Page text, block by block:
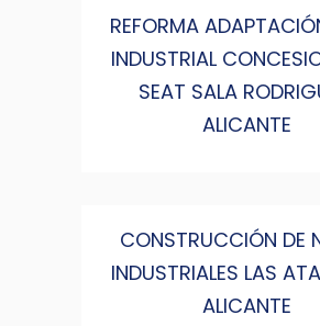
REFORMA
INDUSTRIAL
SEAT SALA
ALICANTE
CONSTRUCCIÓN DE
INDUSTRIALES LAS
ALICANTE